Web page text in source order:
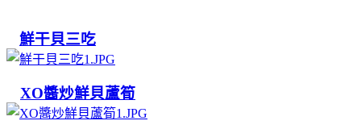
鮮干貝三吃
XO醬炒鮮貝蘆筍